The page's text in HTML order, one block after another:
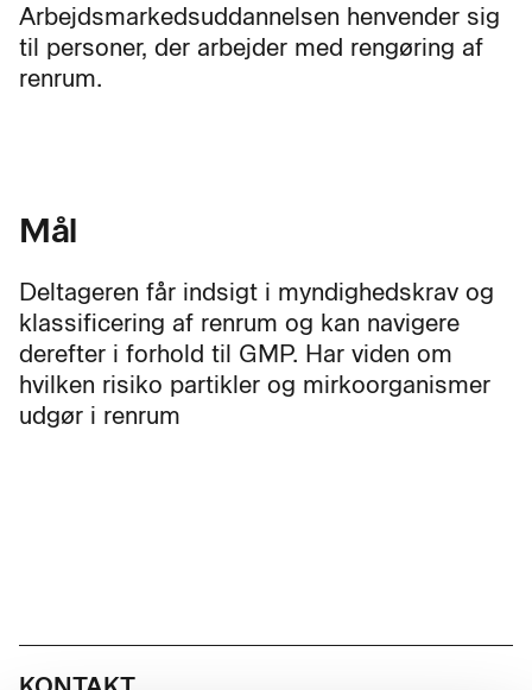
Arbejdsmarkedsuddannelsen henvender sig
til personer, der arbejder med rengøring af
renrum.
Mål
Deltageren får indsigt i myndighedskrav og
klassificering af renrum og kan navigere
derefter i forhold til GMP. Har viden om
hvilken risiko partikler og mirkoorganismer
udgør i renrum